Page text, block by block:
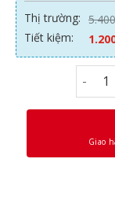
Thị trường:
Tiết kiệm:
Máy
Giao